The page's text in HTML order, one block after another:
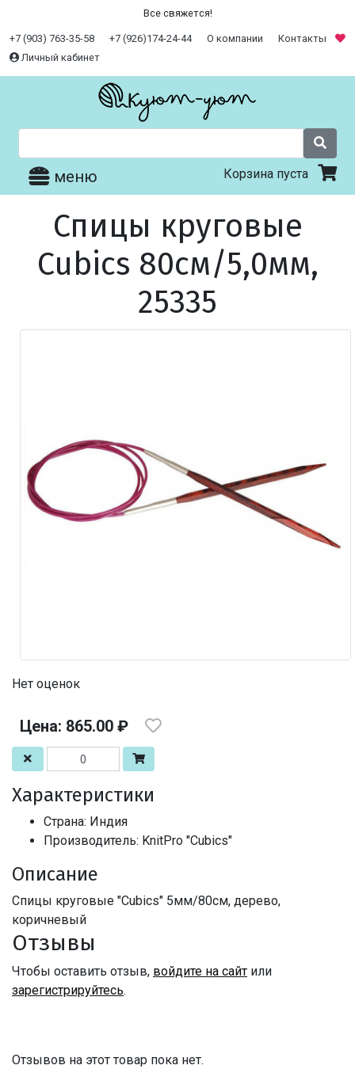
Все свяжется!
+7 (903) 763-35-58 +7 (926)174-24-44 О компании
Контакты
Личный кабинет
меню Корзина пуста
Спицы круговые
Cubics 80см/5,0мм,
25335
Нет оценок
Цена: 865.00 ₽
Характеристики
Страна: Индия
Производитель: KnitPro "Cubics"
Описание
Спицы круговые "Cubics" 5мм/80см, дерево,
коричневый
Отзывы
Чтобы оставить отзыв, войдите на сайт или
зарегистрируйтесь.
Отзывов на этот товар пока нет.